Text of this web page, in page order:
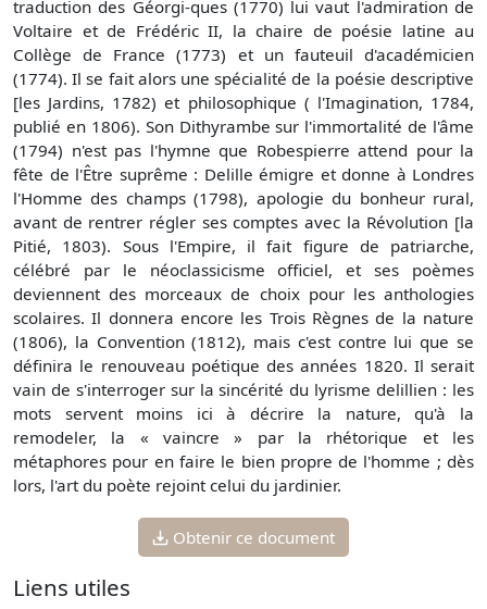
traduction des Géorgi-ques (1770) lui vaut l'admiration de
Voltaire et de Frédéric II, la chaire de poésie latine au
Collège de France (1773) et un fauteuil d'académicien
(1774). Il se fait alors une spécialité de la poésie descriptive
[les Jardins, 1782) et philosophique ( l'Imagination, 1784,
publié en 1806). Son Dithyrambe sur l'immortalité de l'âme
(1794) n'est pas l'hymne que Robespierre attend pour la
fête de l'Être suprême : Delille émigre et donne à Londres
l'Homme des champs (1798), apologie du bonheur rural,
avant de rentrer régler ses comptes avec la Révolution [la
Pitié, 1803). Sous l'Empire, il fait figure de patriarche,
célébré par le néoclassicisme officiel, et ses poèmes
deviennent des morceaux de choix pour les anthologies
scolaires. Il donnera encore les Trois Règnes de la nature
(1806), la Convention (1812), mais c'est contre lui que se
définira le renouveau poétique des années 1820. Il serait
vain de s'interroger sur la sincérité du lyrisme delillien : les
mots servent moins ici à décrire la nature, qu'à la
remodeler, la « vaincre » par la rhétorique et les
métaphores pour en faire le bien propre de l'homme ; dès
lors, l'art du poète rejoint celui du jardinier.
Obtenir ce document
Liens utiles